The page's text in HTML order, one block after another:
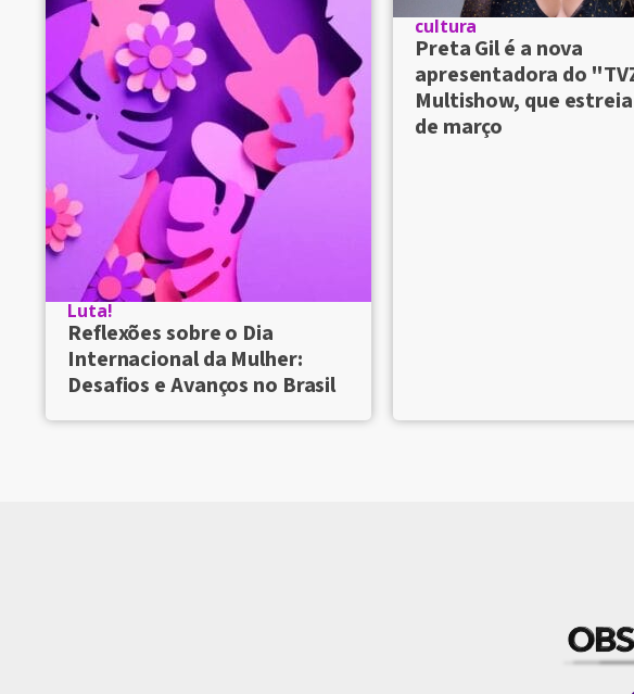
Luta!
Reflexões sobre o Dia
Internacional da Mulher:
Desafios e Avanços no Brasil
cultura
Preta Gil é a nova
apresentadora do
Multishow, que
de março